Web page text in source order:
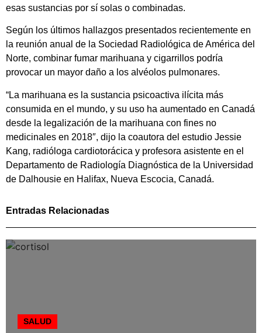
esas sustancias por sí solas o combinadas.
Según los últimos hallazgos presentados recientemente en
la reunión anual de la Sociedad Radiológica de América del
Norte, combinar fumar marihuana y cigarrillos podría
provocar un mayor daño a los alvéolos pulmonares.
“La marihuana es la sustancia psicoactiva ilícita más
consumida en el mundo, y su uso ha aumentado en Canadá
desde la legalización de la marihuana con fines no
medicinales en 2018″, dijo la coautora del estudio Jessie
Kang, radióloga cardiotorácica y profesora asistente en el
Departamento de Radiología Diagnóstica de la Universidad
de Dalhousie en Halifax, Nueva Escocia, Canadá.
Entradas Relacionadas
SALUD